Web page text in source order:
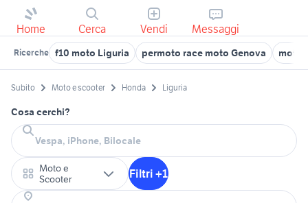
Home Cerca Vendi Messaggi
Ricerche f10 moto Liguria permoto race moto Genova moto
Subito Moto e scooter Honda Liguria
Cosa cerchi?
Moto e
Scooter
Filtri +1